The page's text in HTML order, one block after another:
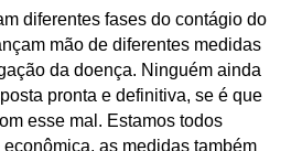
diferentes fases do contágio do
mão de diferentes medidas
da doença. Ninguém ainda
pronta e definitiva, se é que
esse mal. Estamos todos
as medidas também